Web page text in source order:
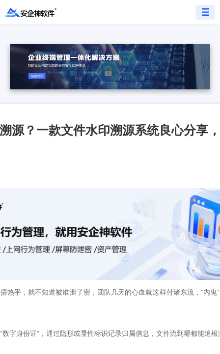
源？一款文件水印溯源系统良心分享
热乎，就不知道被谁泄了密，团队几天的心血就这样付诸东流，“内鬼
数字身份证”，通过隐形或显性标识记录归属信息，文件流到哪都能追根